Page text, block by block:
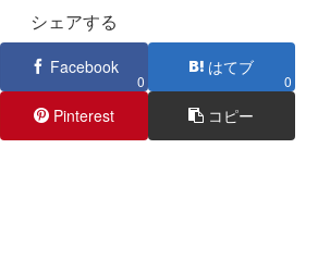
シェアする
Facebook
0
はてブ
0
Pinterest コピー